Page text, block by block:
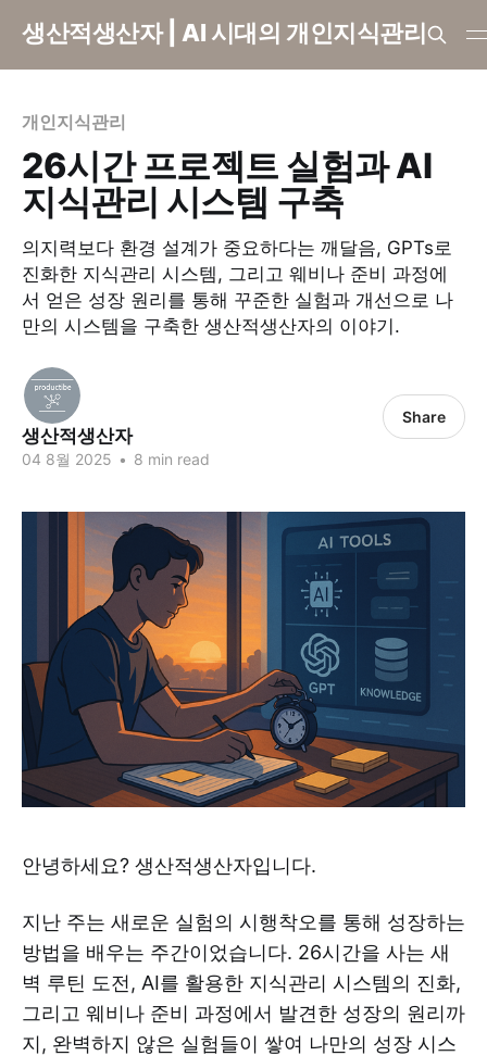
생산적생산자 | AI 시대의 개인지식관리
개인지식관리
26시간 프로젝트 실험과 AI
지식관리 시스템 구축
의지력보다 환경 설계가 중요하다는 깨달음, GPTs로
진화한 지식관리 시스템, 그리고 웨비나 준비 과정에
서 얻은 성장 원리를 통해 꾸준한 실험과 개선으로 나
만의 시스템을 구축한 생산적생산자의 이야기.
생산적생산자
04 8월 2025 • 8 min read
Share
안녕하세요? 생산적생산자입니다.
지난 주는 새로운 실험의 시행착오를 통해 성장하는
방법을 배우는 주간이었습니다. 26시간을 사는 새
벽 루틴 도전, AI를 활용한 지식관리 시스템의 진화,
그리고 웨비나 준비 과정에서 발견한 성장의 원리까
지, 완벽하지 않은 실험들이 쌓여 나만의 성장 시스